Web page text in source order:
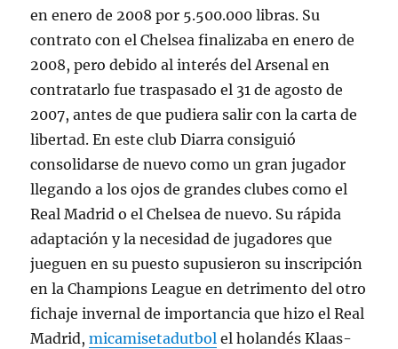
en enero de 2008 por 5.500.000 libras. Su
contrato con el Chelsea finalizaba en enero de
2008, pero debido al interés del Arsenal en
contratarlo fue traspasado el 31 de agosto de
2007, antes de que pudiera salir con la carta de
libertad. En este club Diarra consiguió
consolidarse de nuevo como un gran jugador
llegando a los ojos de grandes clubes como el
Real Madrid o el Chelsea de nuevo. Su rápida
adaptación y la necesidad de jugadores que
jueguen en su puesto supusieron su inscripción
en la Champions League en detrimento del otro
fichaje invernal de importancia que hizo el Real
Madrid,micamisetadutbol el holandés Klaas-